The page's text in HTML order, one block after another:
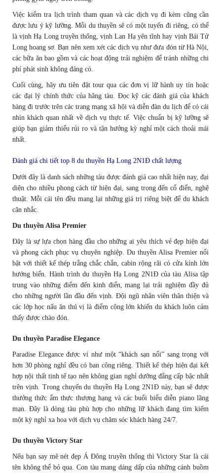
Việc kiểm tra lịch trình tham quan và các dịch vụ đi kèm cũng cần
được lưu ý kỹ lưỡng. Mỗi du thuyền sẽ có một tuyến đi riêng, có thể
là vịnh Hạ Long truyền thống, vịnh Lan Hạ yên tĩnh hay vịnh Bái Tử
Long hoang sơ. Bạn nên xem xét các dịch vụ như đưa đón từ Hà Nội,
các bữa ăn bao gồm và các hoạt động trải nghiệm để tránh những chi
phí phát sinh không đáng có.
Cuối cùng, hãy ưu tiên đặt tour qua các đơn vị lữ hành uy tín hoặc
các đại lý chính thức của hãng tàu. Đọc kỹ các đánh giá của khách
hàng đi trước trên các trang mạng xã hội và diễn đàn du lịch để có cái
nhìn khách quan nhất về dịch vụ thực tế. Việc chuẩn bị kỹ lưỡng sẽ
giúp bạn giảm thiểu rủi ro và tận hưởng kỳ nghỉ một cách thoải mái
nhất.
Đánh giá chi tiết top 8 du thuyền Hạ Long 2N1Đ chất lượng
Dưới đây là danh sách những tàu được đánh giá cao nhất hiện nay, đại
diện cho nhiều phong cách từ hiện đại, sang trọng đến cổ điển, nghệ
thuật. Mỗi cái tên đều mang lại những giá trị riêng biệt để du khách
cân nhắc.
Du thuyền Alisa Premier
Đây là sự lựa chọn hàng đầu cho những ai yêu thích vẻ đẹp hiện đại
và phong cách phục vụ chuyên nghiệp. Du thuyền Alisa Premier nổi
bật với thiết kế thép trắng chắc chắn, cabin rộng rãi có cửa kính lớn
hướng biển. Hành trình du thuyền Hạ Long 2N1Đ của tàu Alisa tập
trung vào những điểm đến kinh điển, mang lại trải nghiệm đầy đủ
cho những người lần đầu đến vịnh. Đội ngũ nhân viên thân thiện và
các lớp học nấu ăn thú vị là điểm cộng lớn khiến du khách luôn cảm
thấy được chào đón.
Du thuyền Paradise Elegance
Paradise Elegance được ví như một “khách sạn nổi” sang trọng với
hơn 30 phòng nghỉ đều có ban công riêng. Thiết kế thép hiện đại kết
hợp nội thất tinh tế tạo nên không gian nghỉ dưỡng đẳng cấp bậc nhất
trên vịnh. Trong chuyến du thuyền Hạ Long 2N1Đ này, bạn sẽ được
thưởng thức ẩm thực thượng hạng và các buổi biểu diễn piano lãng
mạn. Đây là dòng tàu phù hợp cho những lữ khách đang tìm kiếm
một kỳ nghỉ xa hoa với dịch vụ chăm sóc khách hàng 24/7.
Du thuyền Victory Star
Nếu bạn say mê nét đẹp Á Đông truyền thống thì Victory Star là cái
tên không thể bỏ qua. Con tàu mang dáng dấp của những cánh buồm